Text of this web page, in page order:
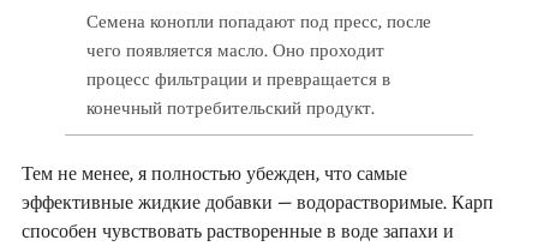
Семена конопли попадают под пресс, после
чего появляется масло. Оно проходит
процесс фильтрации и превращается в
конечный потребительский продукт.
Тем не менее, я полностью убежден, что самые
эффективные жидкие добавки – водорастворимые. Карп
способен чувствовать растворенные в воде запахи и